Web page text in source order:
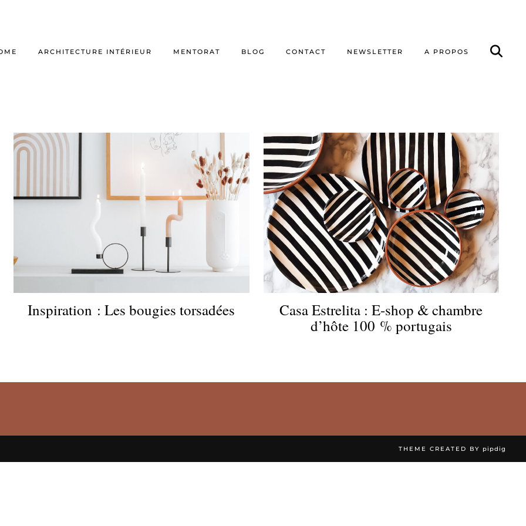
ARCHITECTURE INTÉRIEUR MENTORAT BLOG CONTACT NEWSLETTER A PROPOS
Inspiration : Les bougies torsadées
Casa Estrelita : E-shop & chambre
d’hôte 100 % portugais
THEME CREATED BY pipdig